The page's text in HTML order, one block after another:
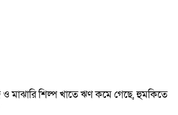
ও মাঝারি শিল্প খাতে ঋণ কমে গেছে, হুমকিতে